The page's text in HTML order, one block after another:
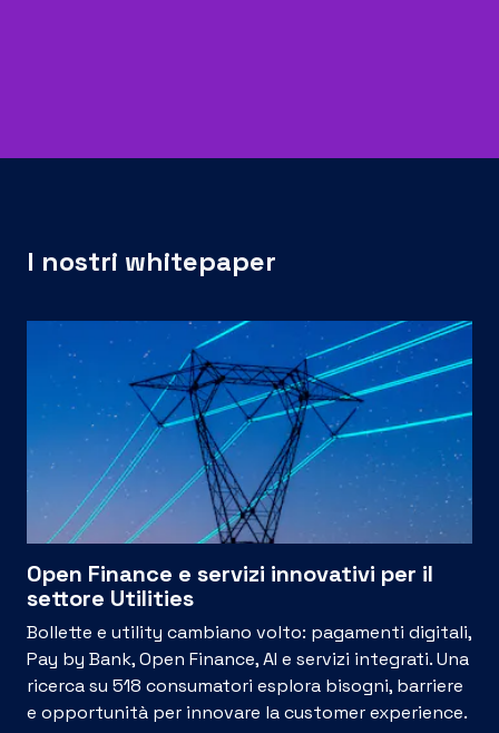
I nostri whitepaper
Open Finance e servizi innovativi per il
settore Utilities
Bollette e utility cambiano volto: pagamenti digitali,
Pay by Bank, Open Finance, AI e servizi integrati. Una
ricerca su 518 consumatori esplora bisogni, barriere
e opportunità per innovare la customer experience.